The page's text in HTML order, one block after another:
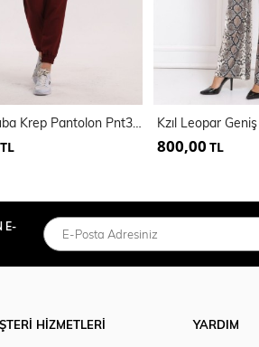
Cepli Scuba Krep Pantolon Pnt33884
TL 800,00 TL
E-
HİZMETLERİ
YARDIM